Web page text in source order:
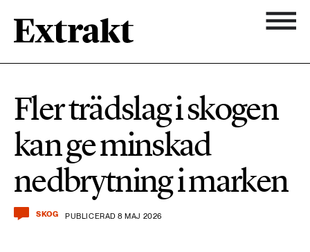
Biologisk mångfald
Hållbara städer
Industri & Energi
Kemikalier
Nyhetsbrev
Om Extrakt
900 ARTIKLAR
584 ARTIKLAR
473 ARTIKLAR
Industri & Energi
Fler trädslag i skogen
kan ge minskad
nedbrytning i marken
SKOG PUBLICERAD 8 MAJ 2026